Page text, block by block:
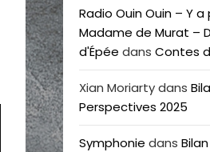
Radio Ouin Ouin – Y a
Madame de Murat –
d'Épée dans Contes
Xian Moriartydans
Perspectives 2025
Symphonie dans